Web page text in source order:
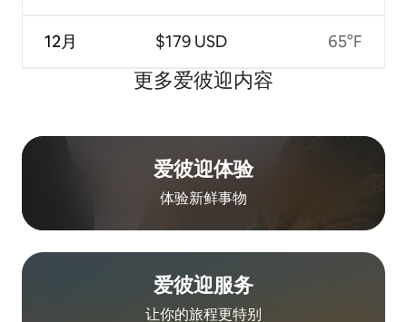
12月 $179 USD 65°F
更多爱彼迎内容
爱彼迎体验
体验新鲜事物
爱彼迎服务
让你的旅程更特别